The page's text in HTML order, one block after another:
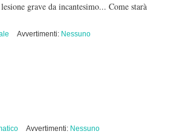
grave da incantesimo... Come starà
Avvertimenti: Nessuno
Avvertimenti: Nessuno